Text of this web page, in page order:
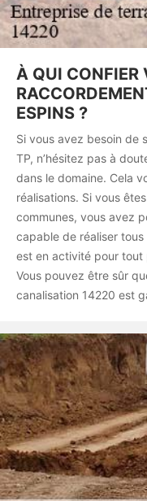
À QUI CONFIER
ESPINS ?
Si vous avez besoin de
TP, n’hésitez pas à
dans le domaine. Cela
réalisations. Si vous
communes, vous avez
capable de réaliser tous
est en activité pour tout
Vous pouvez être sûr
canalisation 14220 est